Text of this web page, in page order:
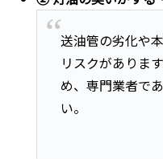
送油管の劣化や
リスクがありま
め、専門業者で
い。